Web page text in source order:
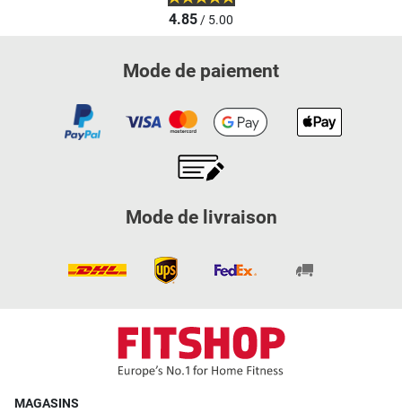
4.85/ 5.00
Mode de paiement
Mode de livraison
MAGASINS